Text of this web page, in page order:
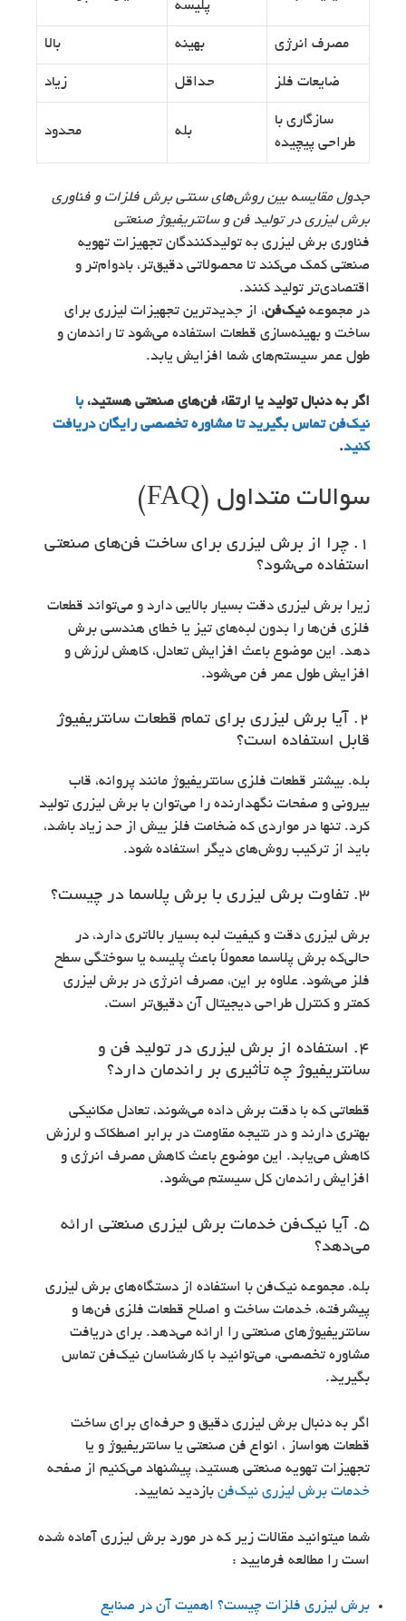
پلیسه
مصرف انرژی بهینه بالا
ضایعات فلز حداقل زیاد
سازگاری با
طراحی پیچیده
بله محدود
جدول مقایسه بین روش‌های سنتی برش فلزات و فناوری
برش لیزری در تولید فن و سانتریفیوژ صنعتی
فناوری برش لیزری به تولیدکنندگان تجهیزات تهویه
صنعتی کمک می‌کند تا محصولاتی دقیق‌تر، بادوام‌تر و
اقتصادی‌تر تولید کنند.
در مجموعه نیک‌فن، از جدیدترین تجهیزات لیزری برای
ساخت و بهینه‌سازی قطعات استفاده می‌شود تا راندمان و
طول عمر سیستم‌های شما افزایش یابد.
اگر به دنبال تولید یا ارتقاء فن‌های صنعتی هستید، با
نیک‌فن تماس بگیرید تا مشاوره تخصصی رایگان دریافت
کنید.
سوالات متداول (FAQ)
۱. چرا از برش لیزری برای ساخت فن‌های صنعتی
استفاده می‌شود؟
زیرا برش لیزری دقت بسیار بالایی دارد و می‌تواند قطعات
فلزی فن‌ها را بدون لبه‌های تیز یا خطای هندسی برش
دهد. این موضوع باعث افزایش تعادل، کاهش لرزش و
افزایش طول عمر فن می‌شود.
۲. آیا برش لیزری برای تمام قطعات سانتریفیوژ
قابل استفاده است؟
بله. بیشتر قطعات فلزی سانتریفیوژ مانند پروانه، قاب
بیرونی و صفحات نگهدارنده را می‌توان با برش لیزری تولید
کرد. تنها در مواردی که ضخامت فلز بیش از حد زیاد باشد،
باید از ترکیب روش‌های دیگر استفاده شود.
۳. تفاوت برش لیزری با برش پلاسما در چیست؟
برش لیزری دقت و کیفیت لبه بسیار بالاتری دارد، در
حالی‌که برش پلاسما معمولاً باعث پلیسه یا سوختگی سطح
فلز می‌شود. علاوه بر این، مصرف انرژی در برش لیزری
کمتر و کنترل طراحی دیجیتال آن دقیق‌تر است.
۴. استفاده از برش لیزری در تولید فن و
سانتریفیوژ چه تأثیری بر راندمان دارد؟
قطعاتی که با دقت برش داده می‌شوند، تعادل مکانیکی
بهتری دارند و در نتیجه مقاومت در برابر اصطکاک و لرزش
کاهش می‌یابد. این موضوع باعث کاهش مصرف انرژی و
افزایش راندمان کل سیستم می‌شود.
۵. آیا نیک‌فن خدمات برش لیزری صنعتی ارائه
می‌دهد؟
بله. مجموعه نیک‌فن با استفاده از دستگاه‌های برش لیزری
پیشرفته، خدمات ساخت و اصلاح قطعات فلزی فن‌ها و
سانتریفیوژهای صنعتی را ارائه می‌دهد. برای دریافت
مشاوره تخصصی، می‌توانید با کارشناسان نیک‌فن تماس
بگیرید.
اگر به دنبال برش لیزری دقیق و حرفه‌ای برای ساخت
قطعات هواساز ، انواع فن صنعتی یا سانتریفیوژ و یا
تجهیزات تهویه صنعتی هستید، پیشنهاد می‌کنیم از صفحه
خدمات برش لیزری نیک‌فن بازدید نمایید.
شما میتوانید مقالات زیر که در مورد برش لیزری آماده شده
است را مطالعه فرمایید :
برش لیزری فلزات چیست؟ اهمیت آن در صنایع